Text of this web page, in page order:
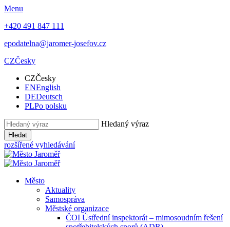
Menu
+420 491 847 111
epodatelna@jaromer-josefov.cz
CZČesky
CZČesky
ENEnglish
DEDeutsch
PLPo polsku
Hledaný výraz
Hledat
rozšířené vyhledávání
Město
Aktuality
Samospráva
Městské organizace
ČOI Ústřední inspektorát – mimosoudním řešení